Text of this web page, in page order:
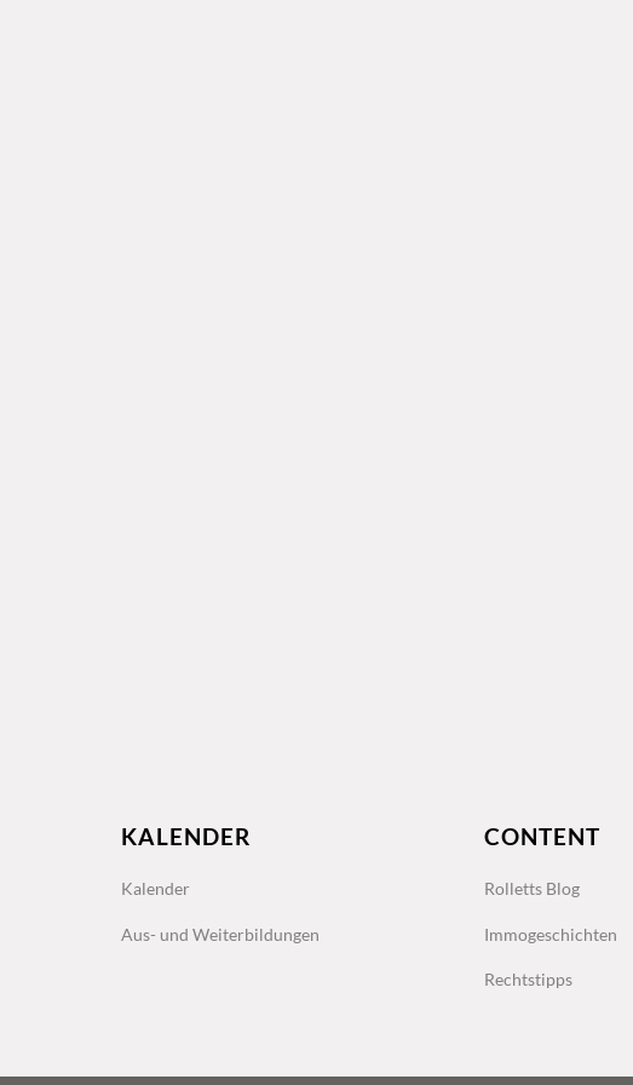
KALENDER
Kalender
Aus- und Weiterbildungen
CONTENT
Rolletts Blog
Immogeschichten
Rechtstipps